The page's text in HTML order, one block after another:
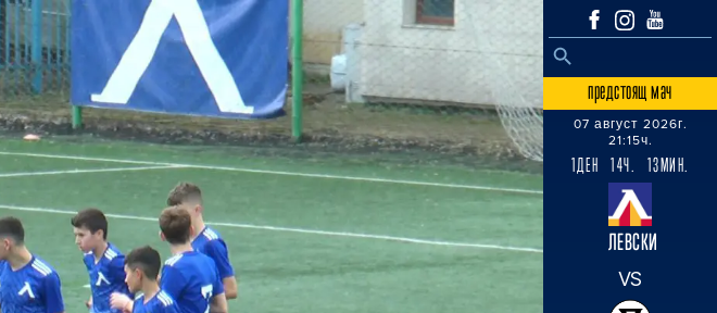
Search
SEARCH BUTTON
предстоящ мач
07 август 2026г.
21:15ч.
1ДЕН 14Ч. 13МИН.
ЛЕВСКИ
VS